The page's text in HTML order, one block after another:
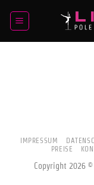
Inhalt
IMPRESSUM
PREISE
Copyright 2026 ©